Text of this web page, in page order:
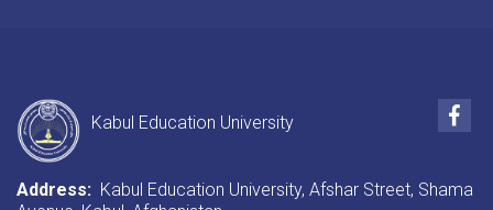
Kabul Education University
Address: Kabul Education University, Afshar Street, Shama